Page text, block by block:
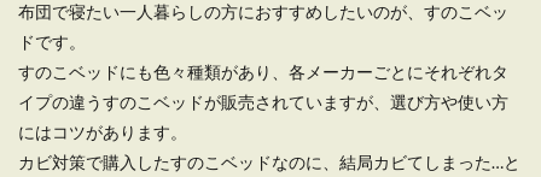
布団で寝たい一人暮らしの方におすすめしたいのが、すのこベッ
ドです。
すのこベッドにも色々種類があり、各メーカーごとにそれぞれタ
イプの違うすのこベッドが販売されていますが、選び方や使い方
にはコツがあります。
カビ対策で購入したすのこベッドなのに、結局カビてしまった…と